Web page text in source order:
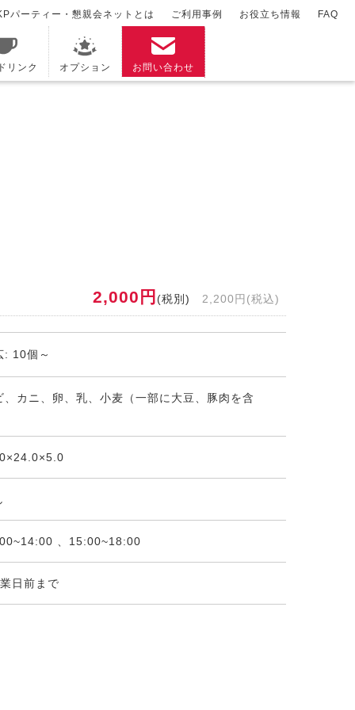
リンク オプション お問い合わせ
パーティー・懇親会ネットとは ご利用事例 お役立ち情報 FAQ
2,000円 (税別) 2,200円(税込)
: 10個～
、カニ、卵、乳、小麦（一部に大豆、豚肉を含
、15:00~18:00
日前まで